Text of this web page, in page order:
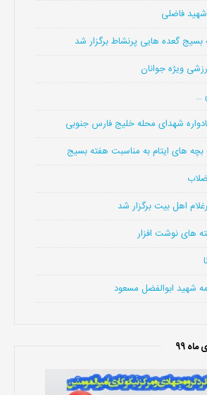
شهید فاضلی
گعده هایی پرنشاط برگزار شد
ویژه جوانان
…
شهدای محله خلیج فارس جنوبی
های ایتام به مناسبت هفته بسیج
اهل بیت برگزار شد
های نوشت افزار
شهید ابوالفضل مسعود
99